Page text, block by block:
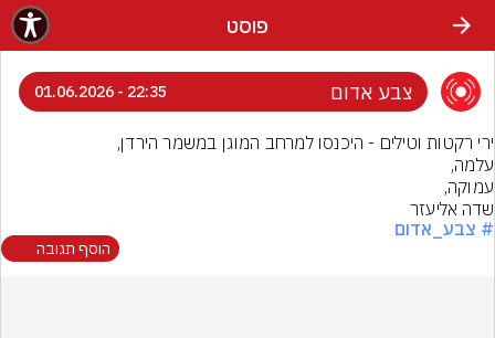
פוסט
צבע אדום 22:35 - 01.06.2026
שדה אליעזר
# צבע_אדום
הוסף תגובה